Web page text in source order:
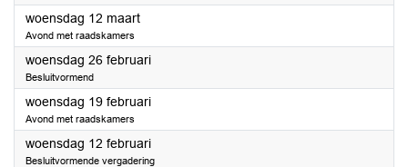
woensdag 12 maart2025
Avond met raadskamers
woensdag 26 februari2025
Besluitvormend
woensdag 19 februari2025
Avond met raadskamers
woensdag 12 februari2025
Besluitvormende vergadering